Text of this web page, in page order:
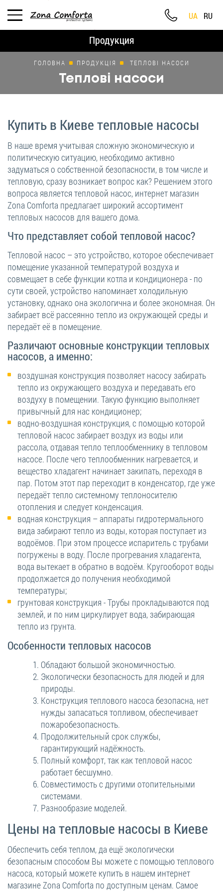
UA RU
Продукция
ГОЛОВНА ПРОДУКЦІЯ ТЕПЛОВІ НАСОСИ
Теплові насоси
Купить в Киеве тепловые насосы
В наше время учитывая сложную экономическую и
политическую ситуацию, необходимо активно
задуматься о собственной безопасности, в том числе и
тепловую, сразу возникает вопрос как? Решением этого
вопроса является тепловой насос, интернет магазин
Zona Comforta предлагает широкий ассортимент
тепловых насосов для вашего дома.
Что представляет собой тепловой насос?
Тепловой насос – это устройство, которое обеспечивает
помещение указанной температурой воздуха и
совмещает в себе функции котла и кондиционера - по
сути своей, устройство напоминает холодильную
установку, однако она экологична и более экономная. Он
забирает всё рассеянно тепло из окружающей среды и
передаёт её в помещение.
Различают основные конструкции тепловых
насосов, а именно:
воздушная конструкция позволяет насосу забирать
тепло из окружающего воздуха и передавать его
воздуху в помещении. Такую функцию выполняет
привычный для нас кондиционер;
водно-воздушная конструкция, с помощью которой
тепловой насос забирает воздух из воды или
рассола, отдавая тепло теплообменнику в тепловом
насосе. После чего теплообменник нагревается, и
вещество хладагент начинает закипать, переходя в
пар. Потом этот пар переходит в конденсатор, где уже
передаёт тепло системному теплоносителю
отопления и следует конденсация.
водная конструкция – аппараты гидротермального
вида забирают тепло из воды, которая поступает из
водоёмов. При этом процессе испаритель с трубами
погружены в воду. После прогревания хладагента,
вода вытекает в обратно в водоём. Кругооборот воды
продолжается до получения необходимой
температуры;
грунтовая конструкция - Трубы прокладываются под
землей, и по ним циркулирует вода, забирающая
тепло из грунта.
Особенности тепловых насосов
Обладают большой экономичностью.
Экологически безопасность для людей и для
природы.
Конструкция теплового насоса безопасна, нет
нужды запасаться топливом, обеспечивает
пожаробезопасность.
Продолжительный срок службы,
гарантирующий надёжность.
Полный комфорт, так как тепловой насос
работает бесшумно.
Совместимость с другими отопительными
системами.
Разнообразие моделей.
Цены на тепловые насосы в Киеве
Обеспечить себя теплом, да ещё экологически
безопасным способом Вы можете с помощью теплового
насоса, который можете купить в нашем интернет
магазине Zona Comforta по доступным ценам. Самое